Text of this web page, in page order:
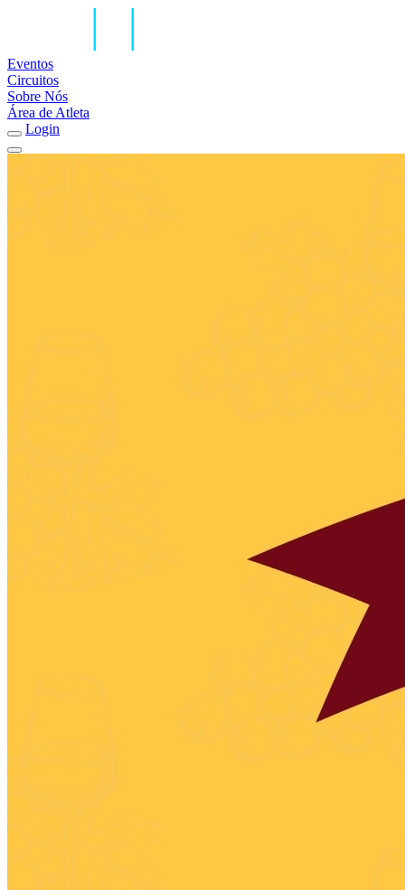
Eventos
Circuitos
Sobre Nós
Área de Atleta
Login